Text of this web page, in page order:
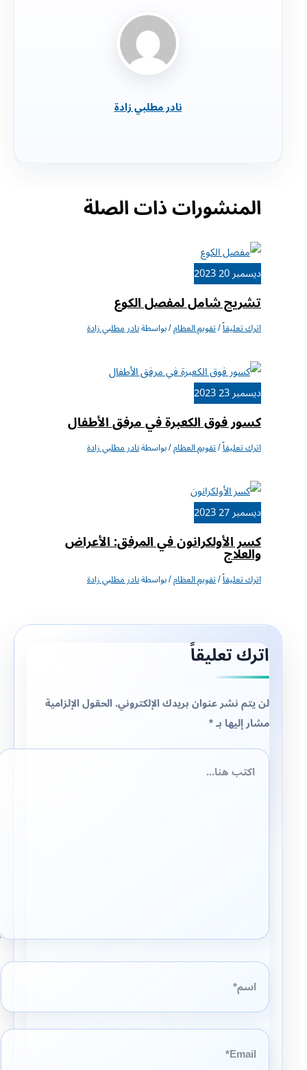
نادر مطلبي زادة
المنشورات ذات الصلة
ديسمبر20
2023
تشريح شامل لمفصل الكوع
اترك تعليقاً/تقويم العظام/ بواسطةنادر مطلبي زادة
ديسمبر23
2023
كسور فوق الكعبرة في مرفق الأطفال
اترك تعليقاً/تقويم العظام/ بواسطةنادر مطلبي زادة
ديسمبر27
2023
كسر الأولكرانون في المرفق: الأعراض
والعلاج
اترك تعليقاً/تقويم العظام/ بواسطةنادر مطلبي زادة
اترك تعليقاً
لن يتم نشر عنوان بريدك الإلكتروني.الحقول الإلزامية
مشار إليها بـ*
اكتب
هنا...
اسم*
Email*